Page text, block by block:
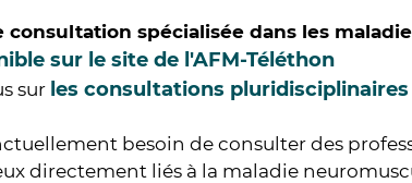
consultation spécialisée dans les
sur le site de l'AFM-Téléthon
sur les consultations pluridisciplinaires
besoin de consulter des
directement liés à la maladie